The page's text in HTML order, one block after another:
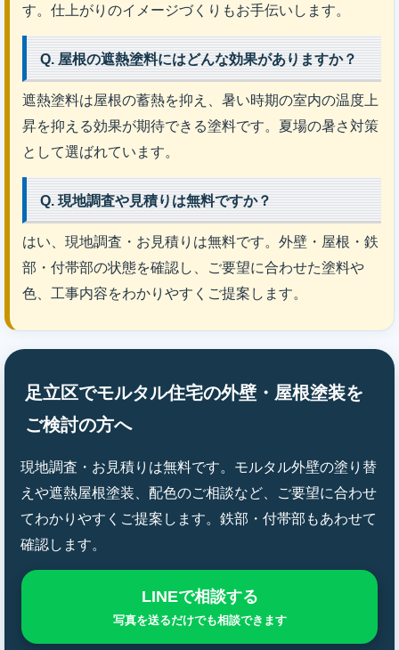
す。仕上がりのイメージづくりもお手伝いします。
Q. 屋根の遮熱塗料にはどんな効果がありますか？
遮熱塗料は屋根の蓄熱を抑え、暑い時期の室内の温度上
昇を抑える効果が期待できる塗料です。夏場の暑さ対策
として選ばれています。
Q. 現地調査や見積りは無料ですか？
はい、現地調査・お見積りは無料です。外壁・屋根・鉄
部・付帯部の状態を確認し、ご要望に合わせた塗料や
色、工事内容をわかりやすくご提案します。
足立区でモルタル住宅の外壁・屋根塗装を
ご検討の方へ
現地調査・お見積りは無料です。モルタル外壁の塗り替
えや遮熱屋根塗装、配色のご相談など、ご要望に合わせ
てわかりやすくご提案します。鉄部・付帯部もあわせて
確認します。
LINEで相談する
写真を送るだけでも相談できます